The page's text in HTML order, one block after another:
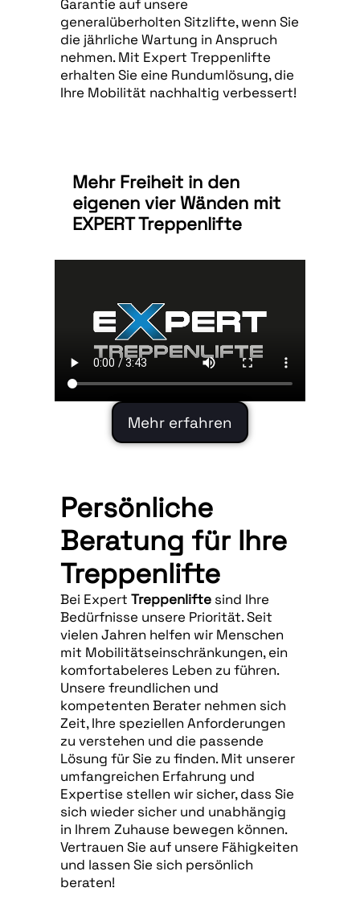
Garantie auf unsere
generalüberholten Sitzlifte, wenn Sie
die jährliche Wartung in Anspruch
nehmen. Mit Expert Treppenlifte
erhalten Sie eine Rundumlösung, die
Ihre Mobilität nachhaltig verbessert!
Mehr Freiheit in den
eigenen vier Wänden mit
EXPERT Treppenlifte
Mehr erfahren
Persönliche
Beratung für Ihre
Treppenlifte
Bei Expert Treppenliftesind Ihre
Bedürfnisse unsere Priorität. Seit
vielen Jahren helfen wir Menschen
mit Mobilitätseinschränkungen, ein
komfortabeleres Leben zu führen.
Unsere freundlichen und
kompetenten Berater nehmen sich
Zeit, Ihre speziellen Anforderungen
zu verstehen und die passende
Lösung für Sie zu finden. Mit unserer
umfangreichen Erfahrung und
Expertise stellen wir sicher, dass Sie
sich wieder sicher und unabhängig
in Ihrem Zuhause bewegen können.
Vertrauen Sie auf unsere Fähigkeiten
und lassen Sie sich persönlich
beraten!